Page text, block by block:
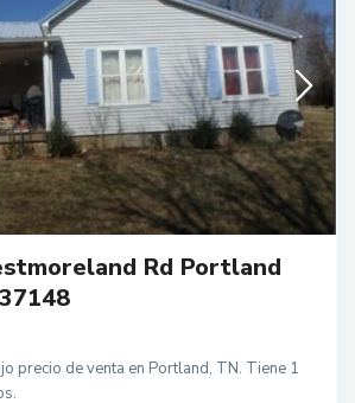
Rd Portland
precio de venta en Portland, TN. Tiene 1